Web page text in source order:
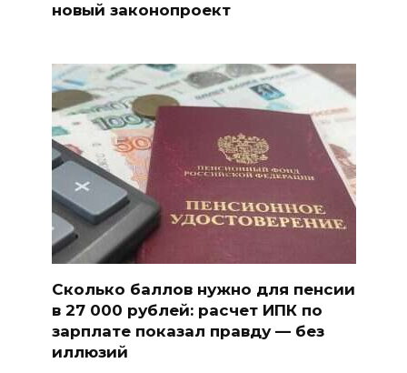
новый законопроект
Сколько баллов нужно для пенсии
в 27 000 рублей: расчет ИПК по
зарплате показал правду — без
иллюзий